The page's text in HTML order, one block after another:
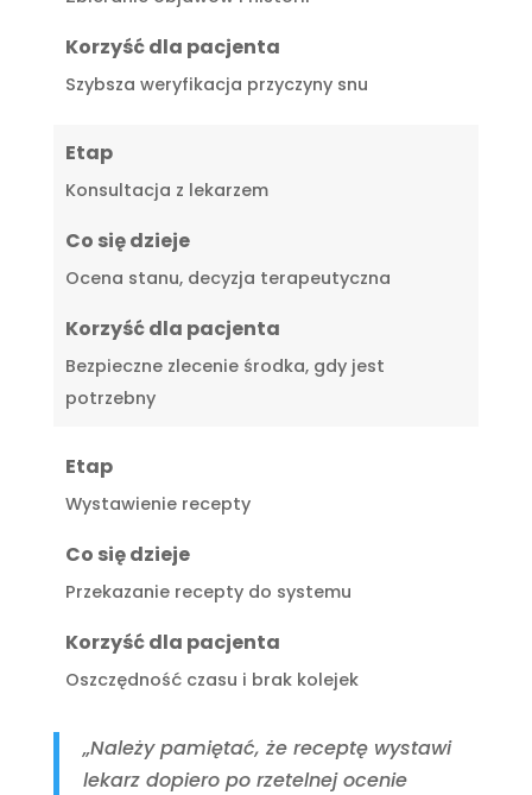
Korzyść dla pacjenta
Szybsza weryfikacja przyczyny snu
Etap
Konsultacja z lekarzem
Co się dzieje
Ocena stanu, decyzja terapeutyczna
Korzyść dla pacjenta
Bezpieczne zlecenie środka, gdy jest
potrzebny
Etap
Wystawienie recepty
Co się dzieje
Przekazanie recepty do systemu
Korzyść dla pacjenta
Oszczędność czasu i brak kolejek
„Należy pamiętać, że receptę wystawi
lekarz dopiero po rzetelnej ocenie